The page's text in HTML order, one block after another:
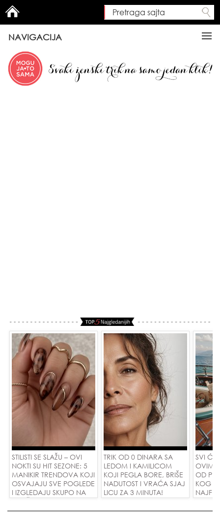
Search form
Pretraga sajta
NAVIGACIJA
STILISTI SE SLAŽU – OVI
NOKTI SU HIT SEZONE: 5
MANIKIR TRENDOVA KOJI
OSVAJAJU SVE POGLEDE
I IZGLEDAJU SKUPO NA
TRIK OD 0 DINARA SA
LEDOM I KAMILICOM
KOJI PEGLA BORE, BRIŠE
NADUTOST I VRAĆA SJAJ
LICU ZA 3 MINUTA!
SVI ĆE
OVIM
OD
KOG